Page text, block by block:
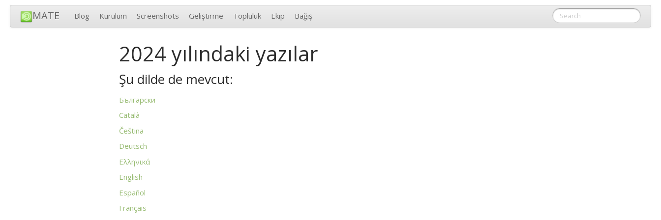
MATE Blog Kurulum Screenshots Geliştirme Topluluk Ekip Bağış
2024 yılındaki yazılar
Şu dilde de mevcut:
Български
Català
Čeština
Deutsch
Ελληνικά
English
Español
Français